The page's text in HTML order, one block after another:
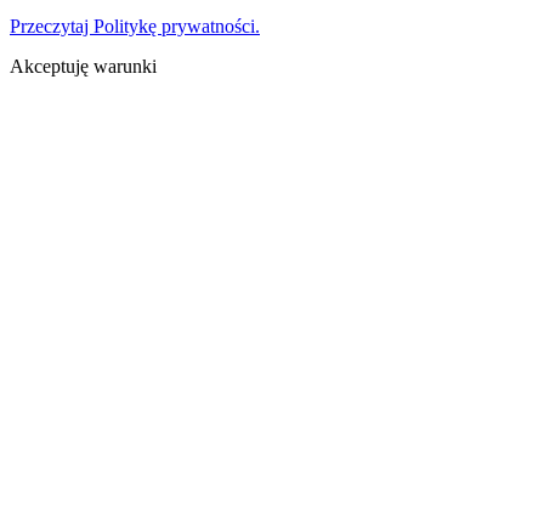
Przeczytaj Politykę prywatności.
Akceptuję warunki